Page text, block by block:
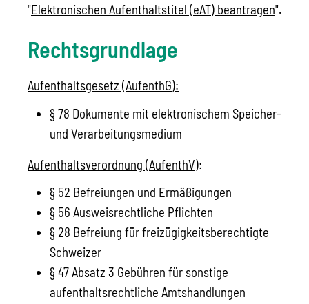
"Elektronischen Aufenthaltstitel (eAT) beantragen".
Rechtsgrundlage
Aufenthaltsgesetz (AufenthG):
§ 78 Dokumente mit elektronischem Speicher-
und Verarbeitungsmedium
Aufenthaltsverordnung (AufenthV):
§ 52 Befreiungen und Ermäßigungen
§ 56 Ausweisrechtliche Pflichten
§ 28 Befreiung für freizügigkeitsberechtigte
Schweizer
§ 47 Absatz 3 Gebühren für sonstige
aufenthaltsrechtliche Amtshandlungen